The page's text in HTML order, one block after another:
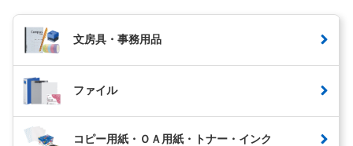
文房具・事務用品
ファイル
コピー用紙・ＯＡ用紙・トナー・インク